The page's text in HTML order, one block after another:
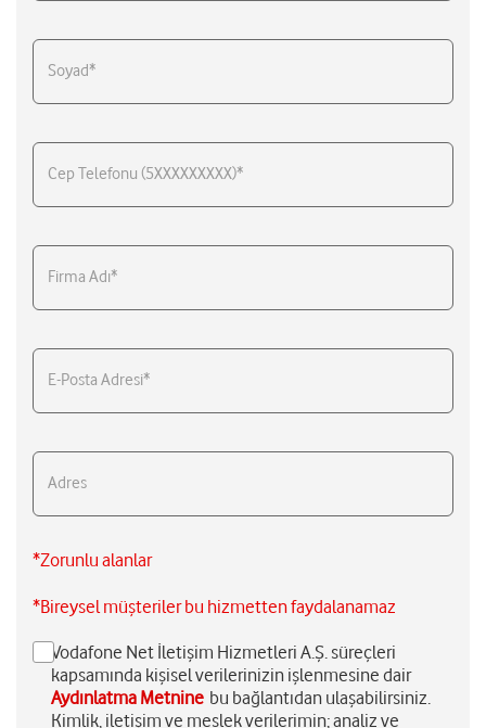
Soyad*
Cep Telefonu (5XXXXXXXXX)*
Firma Adı*
E-Posta Adresi*
Adres
*Zorunlu alanlar
*Bireysel müşteriler bu hizmetten faydalanamaz
Vodafone Net İletişim Hizmetleri A.Ş. süreçleri
kapsamında kişisel verilerinizin işlenmesine dair
Aydınlatma Metninebu bağlantıdan ulaşabilirsiniz.
Kimlik, iletişim ve meslek verilerimin; analiz ve